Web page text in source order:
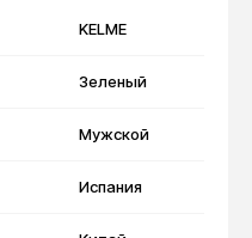
KELME
Зеленый
Мужской
Испания